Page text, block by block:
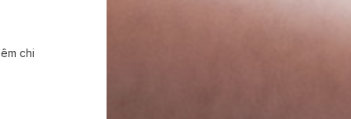
chi